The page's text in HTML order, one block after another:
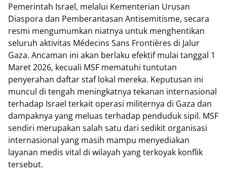
Pemerintah Israel, melalui Kementerian Urusan
Diaspora dan Pemberantasan Antisemitisme, secara
resmi mengumumkan niatnya untuk menghentikan
seluruh aktivitas Médecins Sans Frontières di Jalur
Gaza. Ancaman ini akan berlaku efektif mulai tanggal 1
Maret 2026, kecuali MSF mematuhi tuntutan
penyerahan daftar staf lokal mereka. Keputusan ini
muncul di tengah meningkatnya tekanan internasional
terhadap Israel terkait operasi militernya di Gaza dan
dampaknya yang meluas terhadap penduduk sipil. MSF
sendiri merupakan salah satu dari sedikit organisasi
internasional yang masih mampu menyediakan
layanan medis vital di wilayah yang terkoyak konflik
tersebut.